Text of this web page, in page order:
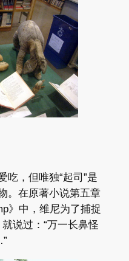
吃，但唯独“起司”是
。在原著小说第五章
》中，维尼为了捕捉
说过：“万一长鼻怪